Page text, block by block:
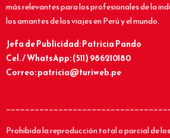
más relevantes para los profesionales de la
los amantes de los viajes en Perú y el mundo.
Jefa de Publicidad: Patricia Pando
Cel. / WhatsApp: (511) 986210180
Correo: patricia@turiweb.pe
Prohibida la reproducción total o parcial de